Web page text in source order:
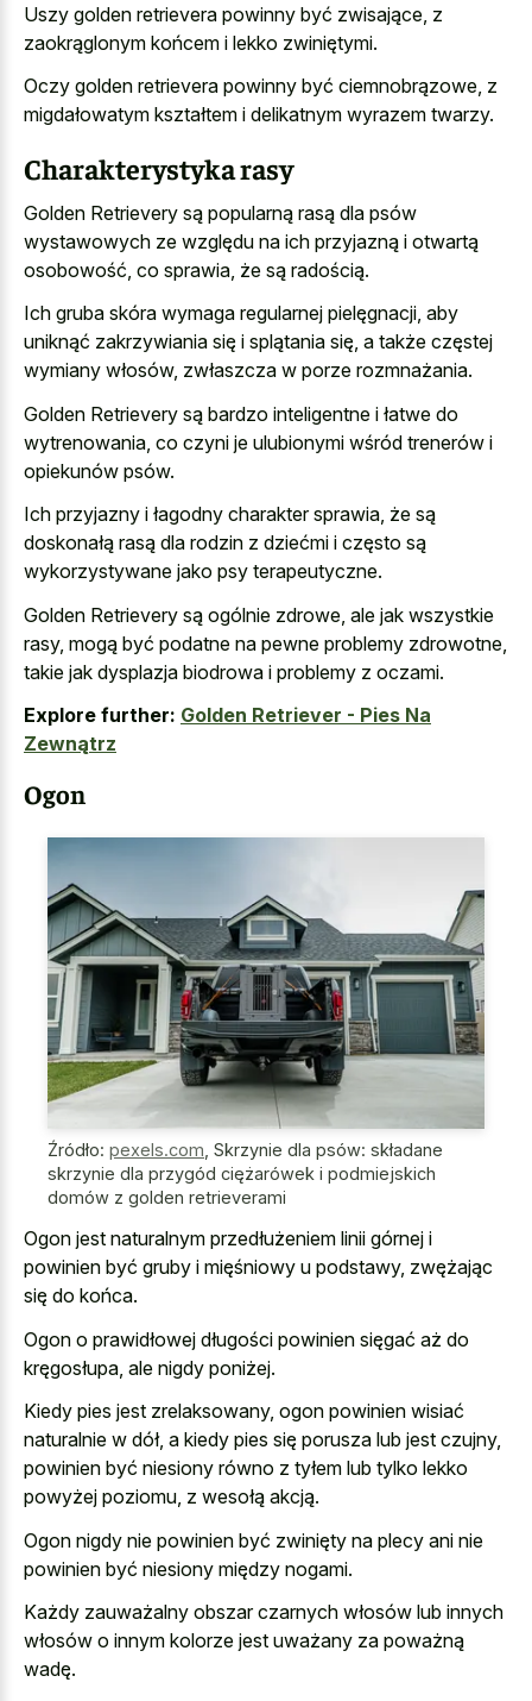
Uszy golden retrievera powinny być zwisające, z
zaokrąglonym końcem i lekko zwiniętymi.
Oczy golden retrievera powinny być ciemnobrązowe, z
migdałowatym kształtem i delikatnym wyrazem twarzy.
Charakterystyka rasy
Golden Retrievery są popularną rasą dla psów
wystawowych ze względu na ich przyjazną i otwartą
osobowość, co sprawia, że są radością.
Ich gruba skóra wymaga regularnej pielęgnacji, aby
uniknąć zakrzywiania się i splątania się, a także częstej
wymiany włosów, zwłaszcza w porze rozmnażania.
Golden Retrievery są bardzo inteligentne i łatwe do
wytrenowania, co czyni je ulubionymi wśród trenerów i
opiekunów psów.
Ich przyjazny i łagodny charakter sprawia, że są
doskonałą rasą dla rodzin z dziećmi i często są
wykorzystywane jako psy terapeutyczne.
Golden Retrievery są ogólnie zdrowe, ale jak wszystkie
rasy, mogą być podatne na pewne problemy zdrowotne,
takie jak dysplazja biodrowa i problemy z oczami.
Explore further: Golden Retriever - Pies Na
Zewnątrz
Ogon
Źródło: pexels.com Skrzynie dla psów: składane
skrzynie dla przygód ciężarówek i podmiejskich
domów z golden retrieverami
Ogon jest naturalnym przedłużeniem linii górnej i
powinien być gruby i mięśniowy u podstawy, zwężając
się do końca.
Ogon o prawidłowej długości powinien sięgać aż do
kręgosłupa, ale nigdy poniżej.
Kiedy pies jest zrelaksowany, ogon powinien wisiać
naturalnie w dół, a kiedy pies się porusza lub jest czujny,
powinien być niesiony równo z tyłem lub tylko lekko
powyżej poziomu, z wesołą akcją.
Ogon nigdy nie powinien być zwinięty na plecy ani nie
powinien być niesiony między nogami.
Każdy zauważalny obszar czarnych włosów lub innych
włosów o innym kolorze jest uważany za poważną
wadę.